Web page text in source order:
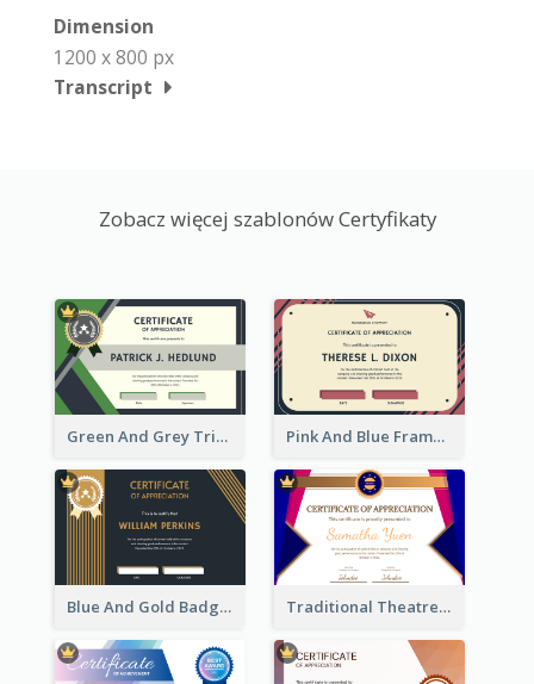
Dimension
1200 x 800 px
Transcript
Zobacz więcej szablonów Certyfikaty
Green And Grey Triangles With Badge Certificate Pink And Blue Frame Company Certificate
Blue And Gold Badge Appreciation Certificate Traditional Theatre Certificate Design Template